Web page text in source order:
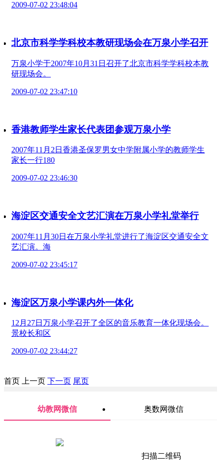
2009-07-02 23:48:04
北京市科学学科校本教研现场会在万泉小学召开
万泉小学于2007年10月31日召开了北京市科学学科校本教
研现场会。
2009-07-02 23:47:10
香港教师学生家长代表团参观万泉小学
2007年11月2日香港圣保罗男女中学附属小学的教师学生
家长一行180
2009-07-02 23:46:30
海淀区交通安全文艺汇演在万泉小学礼堂举行
2007年11月30日在万泉小学礼堂进行了海淀区交通安全文
艺汇演。海
2009-07-02 23:45:17
海淀区万泉小学课内外一体化
12月27日万泉小学召开了全区的音乐教育一体化现场会。
景校长和区
2009-07-02 23:44:27
首页 上一页 下一页 尾页
幼教网微信 奥数网微信
扫描二维码